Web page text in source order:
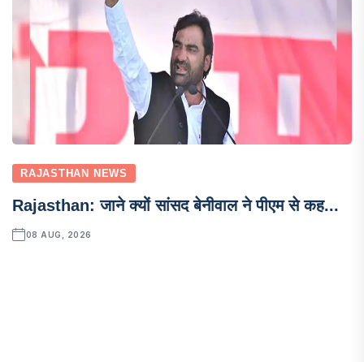
RAJASTHAN NEWS
Rajasthan: जाने क्यों सांसद बेनीवाल ने पीएम से कह...
08 AUG, 2026